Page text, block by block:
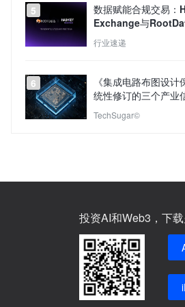
5
数据赋能合规交易：
Exchange与
作
行业速递
6
《集成电路布图设
统性修订的三个产业
TechSugar©
投资AI和Web3，下